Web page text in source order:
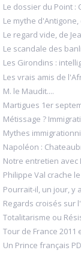
Le dossier du Point :
Le mythe
Le regard vide, de
Le scandale des
Les Girondins :
Les vrais amis de
M. le Maudit....
Martigues 1er
Métissage ?
Mythes
Napoléon :
Notre entretien avec
Philippe Val crache
Pourrait-il, un jour, y
Regards croisés sur
Totalitarisme ou
Tour de France
Un Prince français